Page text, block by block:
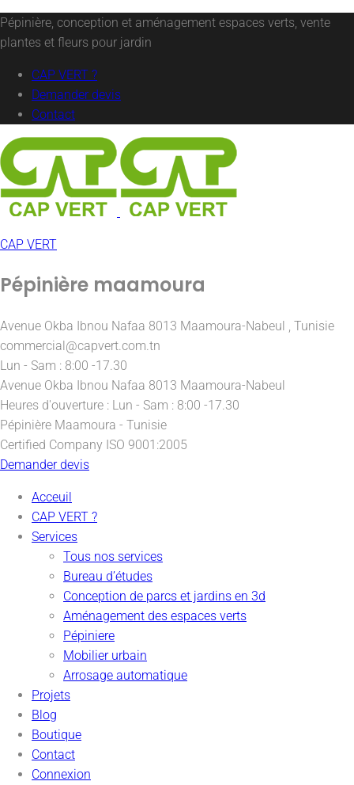
Pépinière, conception et aménagement espaces verts, vente
plantes et fleurs pour jardin
CAP VERT ?
Demander devis
Contact
CAP VERT
Pépinière maamoura
Avenue Okba Ibnou Nafaa 8013 Maamoura-Nabeul , Tunisie
commercial@capvert.com.tn
Lun - Sam : 8:00 -17.30
Avenue Okba Ibnou Nafaa 8013 Maamoura-Nabeul
Heures d'ouverture : Lun - Sam : 8:00 -17.30
Pépinière Maamoura - Tunisie
Certified Company ISO 9001:2005
Demander devis
Acceuil
CAP VERT ?
Services
Tous nos services
Bureau d’études
Conception de parcs et jardins en 3d
Aménagement des espaces verts
Pépiniere
Mobilier urbain
Arrosage automatique
Projets
Blog
Boutique
Contact
Connexion